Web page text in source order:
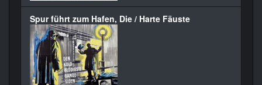
Spur führt zum Hafen, Die / Harte Fäuste